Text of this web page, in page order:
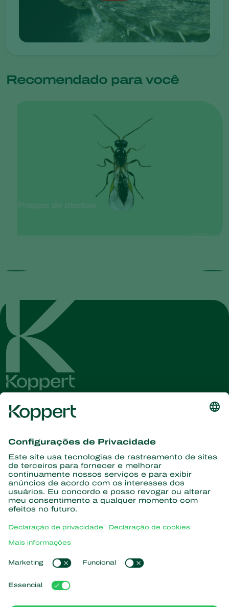
Recomendado para você
informações
Assine aqui
Parceiros com a natureza
Vespas Parasitoides
Nematoides benéficos
Microorganismos benéficos
Proteção de culturas
Sobre a Koppert
Centro de informações
Trabalhe na Koppert
Links de Interesse
Natutec
Koppert Global